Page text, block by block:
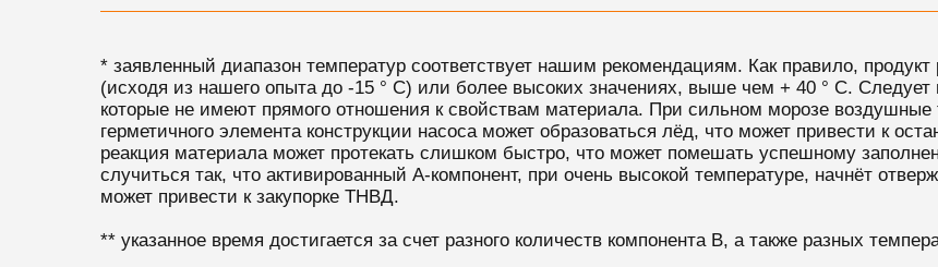
* заявленный диапазон температур соответствует нашим рекомендациям. Как правило, продукт
(исходя из нашего опыта до -15 ° C) или более высоких значениях, выше чем + 40 ° C. Следует
которые не имеют прямого отношения к свойствам материала. При сильном морозе воздушные
герметичного элемента конструкции насоса может образоваться лёд, что может привести к
реакция материала может протекать слишком быстро, что может помешать успешному
случиться так, что активированный А-компонент, при очень высокой температуре, начнёт
может привести к закупорке ТНВД.
** указанное время достигается за счет разного количеств компонента В, а также разных